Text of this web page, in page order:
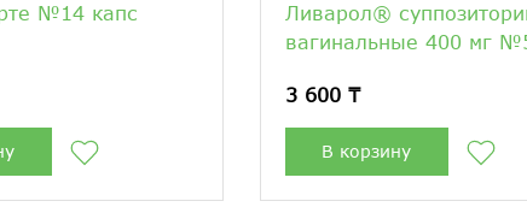
№14 капс
Ливарол®
вагинальные 400 мг
3 600 ₸
В корзину